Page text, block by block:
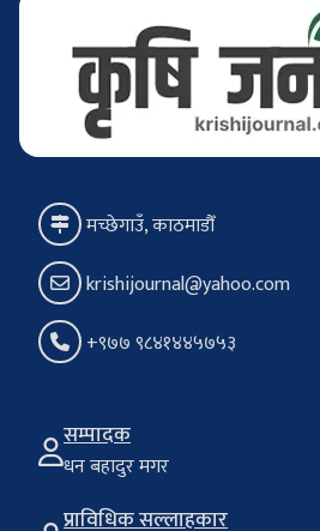
मच्छेगाउँ, काठमाडौँ
krishijournal@yahoo.com
+९७७ ९८४१४४५७५३
सम्पादक
धन बहादुर मगर
प्राविधिक सल्लाहकार